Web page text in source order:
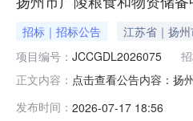
招标｜招标公告 江苏省｜扬
项目编号： JCCGDL2026075
正文内容： 点击查看公告内容：扬
发布时间： 2026-07-17 18:56